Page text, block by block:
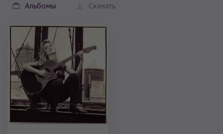
Альбомы Скачать